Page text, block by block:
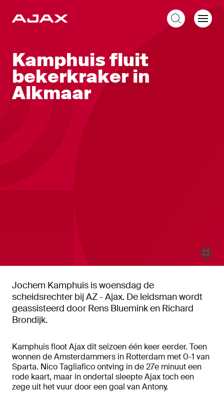
Kamphuis fluit
bekerkraker in
Alkmaar
Jochem Kamphuis is woensdag de
scheidsrechter bij AZ - Ajax. De leidsman wordt
geassisteerd door Rens Bluemink en Richard
Brondijk.
Kamphuis floot Ajax dit seizoen één keer eerder. Toen
wonnen de Amsterdammers in Rotterdam met 0-1 van
Sparta. Nico Tagliafico ontving in de 27e minuut een
rode kaart, maar in ondertal sleepte Ajax toch een
zege uit het vuur door een goal van Antony.